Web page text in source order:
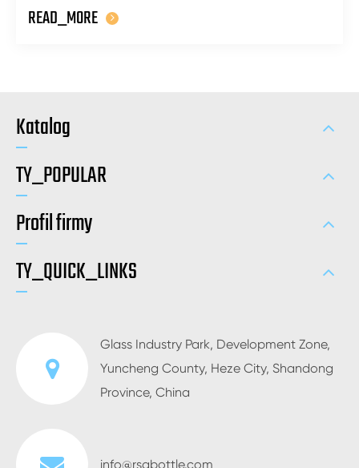
READ_MORE
Katalog
TY_POPULAR
Profil firmy
TY_QUICK_LINKS
Glass Industry Park, Development Zone,
Yuncheng County, Heze City, Shandong
Province, China
info@rsgbottle.com